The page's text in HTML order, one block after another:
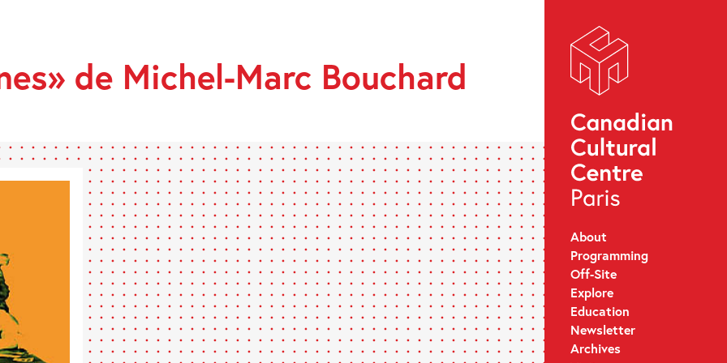
About
Programming
Off-Site
Explore
Education
Newsletter
Archives
de Michel-Marc Bouchard